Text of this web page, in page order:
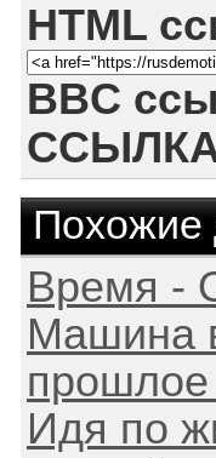
HTML
BBC
Похожие
Время -
Машина
прошлое
Идя по